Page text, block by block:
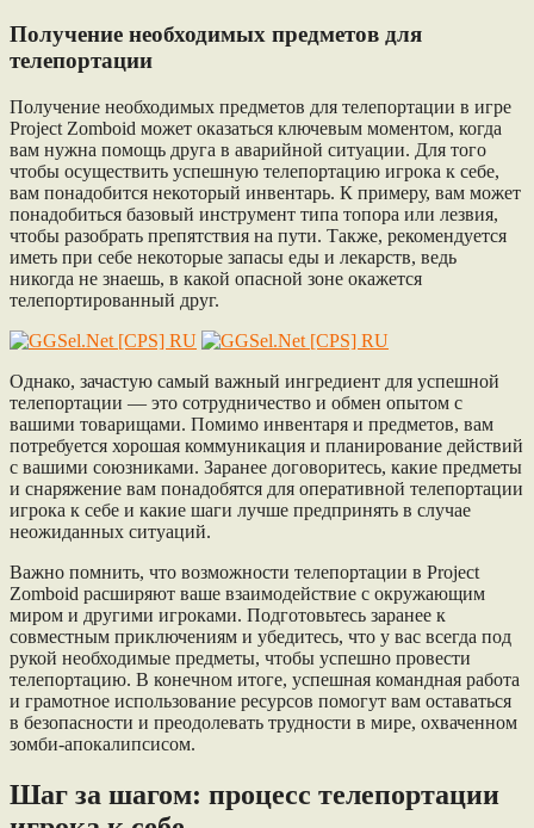
Получение необходимых предметов для
телепортации
Получение необходимых предметов для телепортации в игре
Project Zomboid может оказаться ключевым моментом, когда
вам нужна помощь друга в аварийной ситуации. Для того
чтобы осуществить успешную телепортацию игрока к себе,
вам понадобится некоторый инвентарь. К примеру, вам может
понадобиться базовый инструмент типа топора или лезвия,
чтобы разобрать препятствия на пути. Также, рекомендуется
иметь при себе некоторые запасы еды и лекарств, ведь
никогда не знаешь, в какой опасной зоне окажется
телепортированный друг.
Однако, зачастую самый важный ингредиент для успешной
телепортации — это сотрудничество и обмен опытом с
вашими товарищами. Помимо инвентаря и предметов, вам
потребуется хорошая коммуникация и планирование действий
с вашими союзниками. Заранее договоритесь, какие предметы
и снаряжение вам понадобятся для оперативной телепортации
игрока к себе и какие шаги лучше предпринять в случае
неожиданных ситуаций.
Важно помнить, что возможности телепортации в Project
Zomboid расширяют ваше взаимодействие с окружающим
миром и другими игроками. Подготовьтесь заранее к
совместным приключениям и убедитесь, что у вас всегда под
рукой необходимые предметы, чтобы успешно провести
телепортацию. В конечном итоге, успешная командная работа
и грамотное использование ресурсов помогут вам оставаться
в безопасности и преодолевать трудности в мире, охваченном
зомби-апокалипсисом.
Шаг за шагом: процесс телепортации